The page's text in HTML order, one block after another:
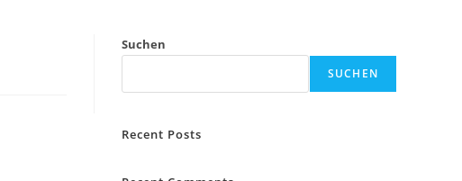
Suchen
SUCHEN
Recent Posts